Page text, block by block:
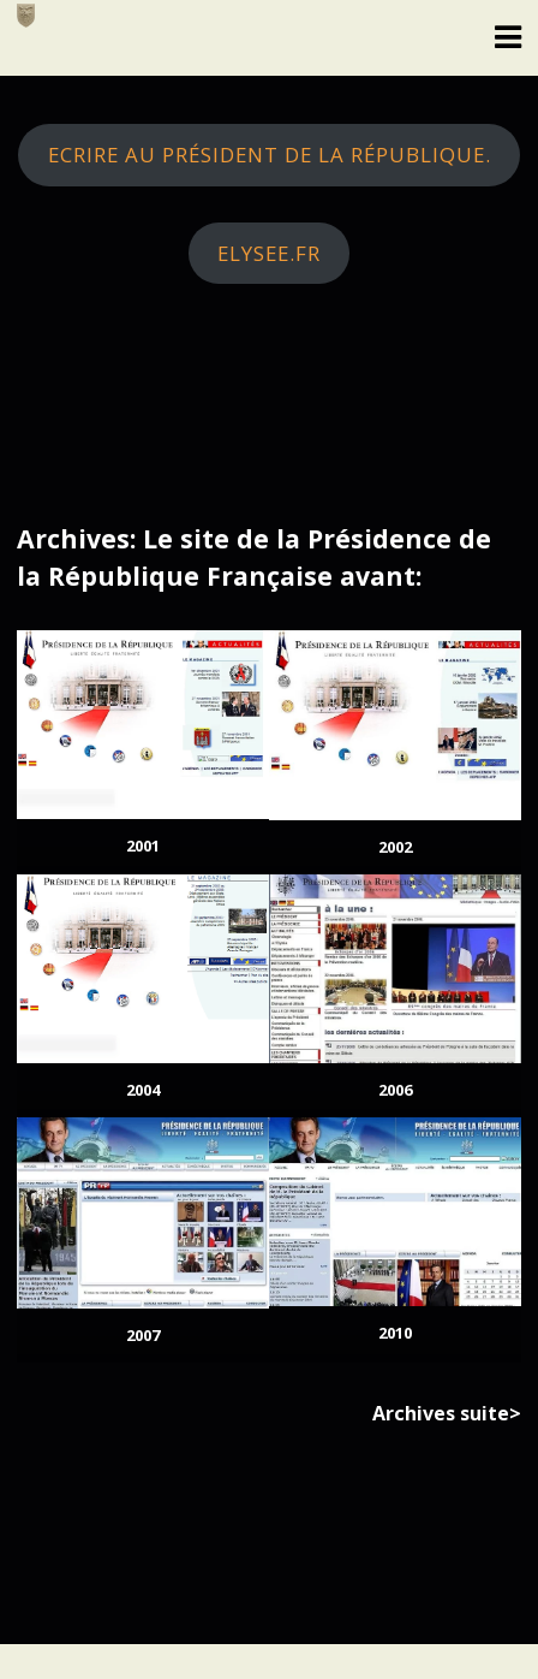
Skip
ECRIRE AU PRÉSIDENT DE LA RÉPUBLIQUE.
ELYSEE.FR
Archives: Le site de la Présidence de
la République Française avant:
2001 2002
2004 2006
2007 2010
Archives suite>